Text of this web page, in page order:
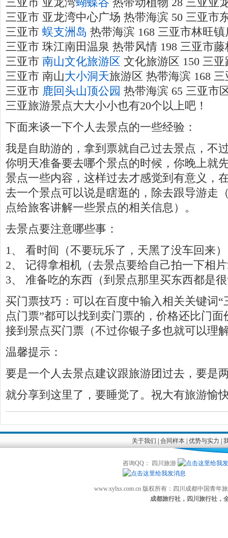
三亚市 亚龙湾中心广场 热带海滨 50 三亚市
三亚市 蜈支洲岛 热带海滨 168 三亚市林旺
三亚市 珠江南田温泉 热带风情 198 三亚市
三亚市 南山文化旅游区 文化旅游区 150 三
三亚市 南山大小洞天旅游区 热带海滨 168
三亚市 鹿回头山顶公园 热带海滨 65 三亚市
三亚旅游景点大大小小也有20个以上吧！
下面来谈一下个人去景点的一些经验：
我是自助游的，拿到票就自己过去景点，不
你明天准备要去哪个景点的时候，你晚上就
景点一些内容，这样过去才感觉到有意义，
去一个景点可以说是瞎逛的，除去跟导游走
点给旅客讲解一些景点的相关信息）。
去景点要注意哪些事：
1、 看时间（不要玩乐了，天黑了没车回来）
2、 记得拿相机（去景点要给自己拍一下相
3、 准备吃的东西（到景点那里买东西都是
买门票技巧：可以在百度中输入相关关键词“
点门票”都可以找到卖门票的，价格还比门
接到景点买门票（不过你银子多也就可以理
温馨提示：
要是一个人去景点建议跟旅游团过去，要是
就分享到这里了，要睡觉了。祝大有旅游愉
关于我们 | 合同样本| 优势与实力 |
咨询QQ： 四川旅游
www.xylxs.com.cn 版权所有：四川成都中国青
成都旅行社，四川旅行社，